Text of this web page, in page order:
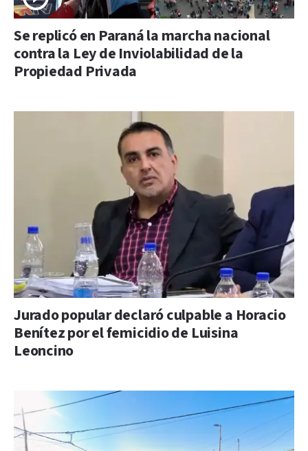
Se replicó en Paraná la marcha nacional
contra la Ley de Inviolabilidad de la
Propiedad Privada
Jurado popular declaró culpable a Horacio
Benítez por el femicidio de Luisina
Leoncino